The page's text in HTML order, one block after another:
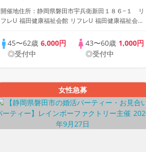
開催地住所：静岡県磐田市宇兵衛新田１８６−１ リ
フレU 福田健康福祉会館 リフレU 福田健康福祉会
45〜62歳6,000円
◎受付中
43〜60歳 1,000円
◎受付中
女性急募